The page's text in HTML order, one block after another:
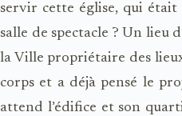
servir cette église, qui était
salle de spectacle ? Un lieu
la Ville propriétaire des
corps et a déjà pensé le
attend l’édifice et son